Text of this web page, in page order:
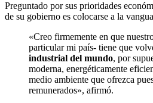
Preguntado por sus prioridades
de su gobierno es colocarse a la
«Creo firmemente en que
particular mi país- tiene que
industrial del mundo, por
moderna, energéticamente
medio ambiente que ofrezca
remunerados», afirmó.